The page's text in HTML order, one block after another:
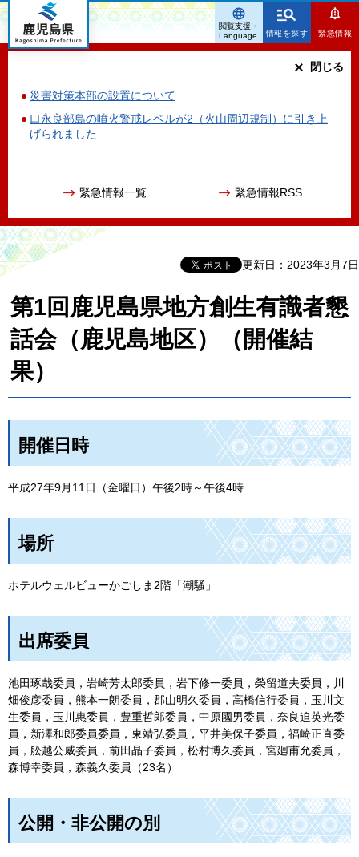
鹿児島県
情報を探す 緊急情報
災害対策本部の設置について
口永良部島の噴火警戒レベルが2（火山周辺規制）に引き上
げられました
緊急情報一覧 緊急情報RSS
閉じる
閲覧支援・
Language
更新日：2023年3月7日
第1回鹿児島県地方創生有識者懇
話会（鹿児島地区）（開催結
果）
開催日時
平成27年9月11日（金曜日）午後2時～午後4時
場所
ホテルウェルビューかごしま2階「潮騒」
出席委員
池田琢哉委員，岩崎芳太郎委員，岩下修一委員，榮留道夫委員，川
畑俊彦委員，熊本一朗委員，郡山明久委員，高橋信行委員，玉川文
生委員，玉川惠委員，豊重哲郎委員，中原國男委員，奈良迫英光委
員，新澤和郎委員委員，東靖弘委員，平井美保子委員，福崎正直委
員，舩越公威委員，前田晶子委員，松村博久委員，宮廻甫允委員，
森博幸委員，森義久委員（23名）
公開・非公開の別